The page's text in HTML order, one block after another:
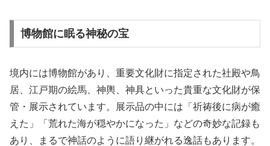
博物館に眠る神秘の宝
境内には博物館があり、重要文化財に指定された社殿や鳥
居、江戸期の絵馬、神輿、神具といった貴重な文化財が保
管・展示されています。展示品の中には「祈祷後に病が癒
えた」「荒れた海が穏やかになった」などの奇妙な記録も
あり、まるで神話のように語り継がれる逸話もあります。